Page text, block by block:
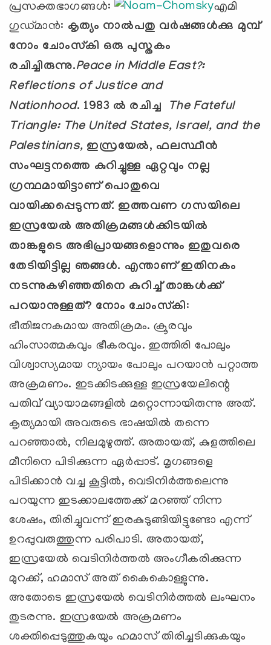
പ്രസക്തഭാഗങ്ങള്‍:
എമി
ഗുഡ്മാന്‍: കൃത്യം നാല്‍പതു വര്‍ഷങ്ങള്‍ക്കു മുമ്പ്
നോം ചോംസ്‌കി ഒരു പുസ്തകം
രചിച്ചിരുന്നു.Peace in Middle East?:
Reflections of Justice and
Nationhood. 1983 ല്‍ രചിച്ച
The Fateful
Triangle: The United States, Israel, and the
Palestinians, ഇസ്രയേല്‍, ഫലസ്ഥീന്‍
സംഘട്ടനത്തെ കുറിച്ചുള്ള ഏറ്റവും നല്ല
ഗ്രന്ഥമായിട്ടാണ് പൊതുവെ
വായിക്കപ്പെടുന്നത്. ഇത്തവണ ഗസയിലെ
ഇസ്രയേല്‍ അതിക്രമങ്ങള്‍ക്കിടയില്‍
താങ്കളുടെ അഭിപ്രായങ്ങളൊന്നും ഇതുവരെ
തേടിയിട്ടില്ല ഞങ്ങള്‍. എന്താണ് ഇതിനകം
നടന്നുകഴിഞ്ഞതിനെ കുറിച്ച് താങ്കള്‍ക്ക്
പറയാനുള്ളത്? നോം ചോംസ്‌കി:
ഭീതിജനകമായ അതിക്രമം. ക്രൂരവും
ഹിംസാത്മകവും ഭീകരവും. ഇത്തിരി പോലും
വിശ്വാസ്യമായ ന്യായം പോലും പറയാന്‍ പറ്റാത്ത
അക്രമണം. ഇടക്കിടക്കുള്ള ഇസ്രയേലിന്റെ
പതിവ് വ്യായാമങ്ങളില്‍ മറ്റൊന്നായിരുന്നു അത്.
കൃത്യമായി അവരുടെ ഭാഷയില്‍ തന്നെ
പറഞ്ഞാല്‍, നിലമുഴുത്ത്. അതായത്, കുളത്തിലെ
മീനിനെ പിടിക്കുന്ന ഏര്‍പ്പാട്. മൃഗങ്ങളെ
പിടിക്കാന്‍ വച്ച കൂട്ടില്‍, വെടിനിര്‍ത്തലെന്നു
പറയുന്ന ഇടക്കാലത്തേക്ക് മറഞ്ഞ് നിന്ന
ശേഷം, തിരിച്ചുവന്ന് ഇരകുടുങ്ങിയിട്ടുണ്ടോ എന്ന്
ഉറപ്പുവരുത്തുന്ന പരിപാടി. അതായത്,
ഇസ്രയേല്‍ വെടിനിര്‍ത്തല്‍ അംഗീകരിക്കുന്ന
മുറക്ക്, ഹമാസ് അത് കൈകൊള്ളുന്നു.
അതോടെ ഇസ്രയേല്‍ വെടിനിര്‍ത്തല്‍ ലംഘനം
തുടരന്നു. ഇസ്രയേല്‍ അക്രമണം
ശക്തിപ്പെടുത്തുകയും ഹമാസ് തിരിച്ചടിക്കുകയും